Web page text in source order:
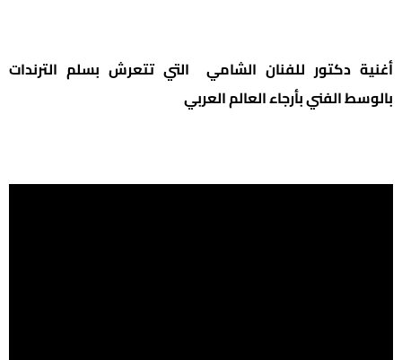
أغنية دكتور للفنان الشامي التي تتعرش بسلم الترندات
بالوسط الفني بأرجاء العالم العربي